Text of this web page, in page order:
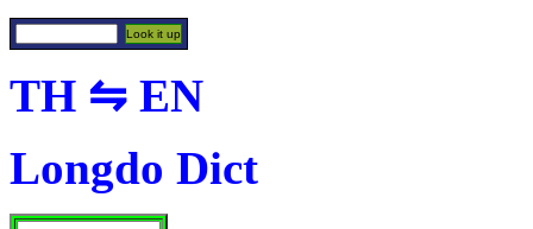
TH ⇋ EN
Longdo Dict